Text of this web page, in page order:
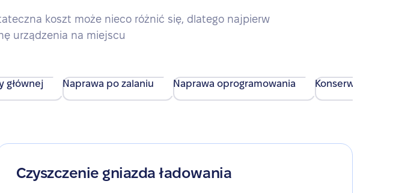
koszt może nieco różnić się, dlatego najpierw
urządzenia na miejscu
głównej Naprawa po zalaniu Naprawa oprogramowania Konserwacja
Czyszczenie gniazda ładowania